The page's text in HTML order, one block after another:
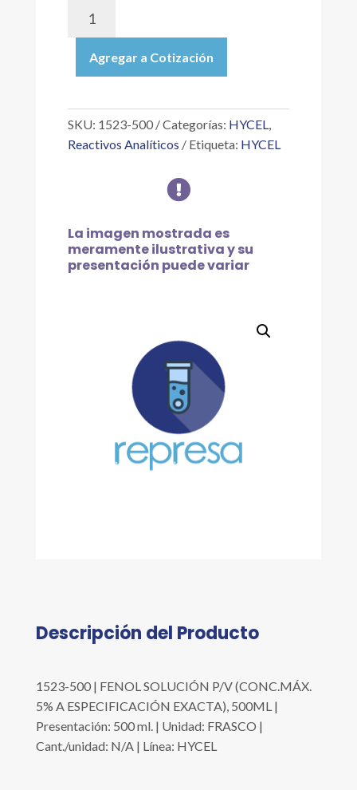
FENOL
SOLUCIÓN
(CONC.MÁX.
A
cantidad
Agregar a Cotización
SKU: 1523-500 Categorías: HYCEL,
Reactivos Analíticos
Etiqueta: HYCEL

La imagen mostrada es
meramente ilustrativa y su
presentación puede variar
Descripción del Producto
1523-500 | FENOL SOLUCIÓN P/V (CONC.MÁX.
5% A ESPECIFICACIÓN EXACTA), 500ML |
Presentación: 500 ml. | Unidad: FRASCO |
Cant./unidad: N/A | Línea: HYCEL